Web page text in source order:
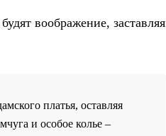
воображение, заставляя
платья, оставляя
и особое колье –